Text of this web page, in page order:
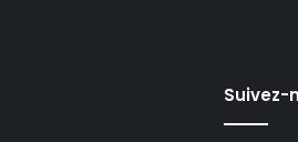
Suivez-